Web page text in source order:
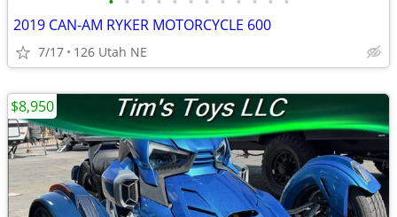
2019 CAN-AM RYKER MOTORCYCLE 600
7/17 126 Utah NE
$8,950